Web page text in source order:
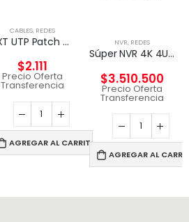
CABLES, REDES
NXT UTP Patch Cord Cat5e 2m CM – GRIS
$2.111
Precio Oferta
Transferencia
AGREGAR AL CARRITO
NVR, REDES
Súper NVR 4K 4U de 256 canales
$3.510.500
Precio Oferta
Transferencia
AGREGAR AL